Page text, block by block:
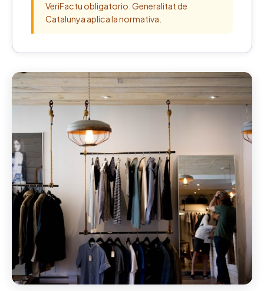
VeriFactu obligatorio. Generalitat de
Catalunya aplica la normativa.